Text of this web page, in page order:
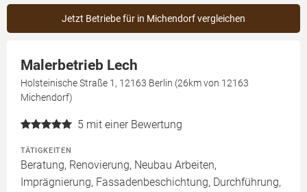
Jetzt Betriebe für in Michendorf vergleichen
Malerbetrieb Lech
Holsteinische Straße 1, 12163 Berlin (26km von 12163
Michendorf)
5 mit einer Bewertung
TÄTIGKEITEN
Beratung, Renovierung, Neubau Arbeiten,
Imprägnierung, Fassadenbeschichtung, Durchführung,